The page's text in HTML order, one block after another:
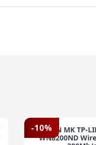
-10%LAN MK TP-
WN8200ND